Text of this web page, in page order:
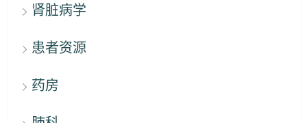
肾脏病学
患者资源
药房